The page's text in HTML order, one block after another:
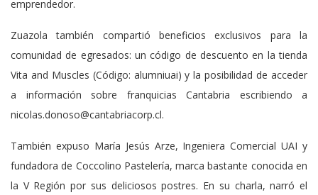
emprendedor.
Zuazola también compartió beneficios exclusivos para la
comunidad de egresados: un código de descuento en la tienda
Vita and Muscles (Código: alumniuai) y la posibilidad de acceder
a información sobre franquicias Cantabria escribiendo a
nicolas.donoso@cantabriacorp.cl.
También expuso María Jesús Arze, Ingeniera Comercial UAI y
fundadora de Coccolino Pastelería, marca bastante conocida en
la V Región por sus deliciosos postres. En su charla, narró el